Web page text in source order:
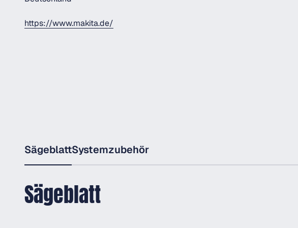
https://www.makita.de/
SägeblattSystemzubehör
Sägeblatt